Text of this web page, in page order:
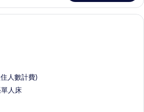
Luxe Apartment 350 | 低過敏寢具、
人數計費)
人床